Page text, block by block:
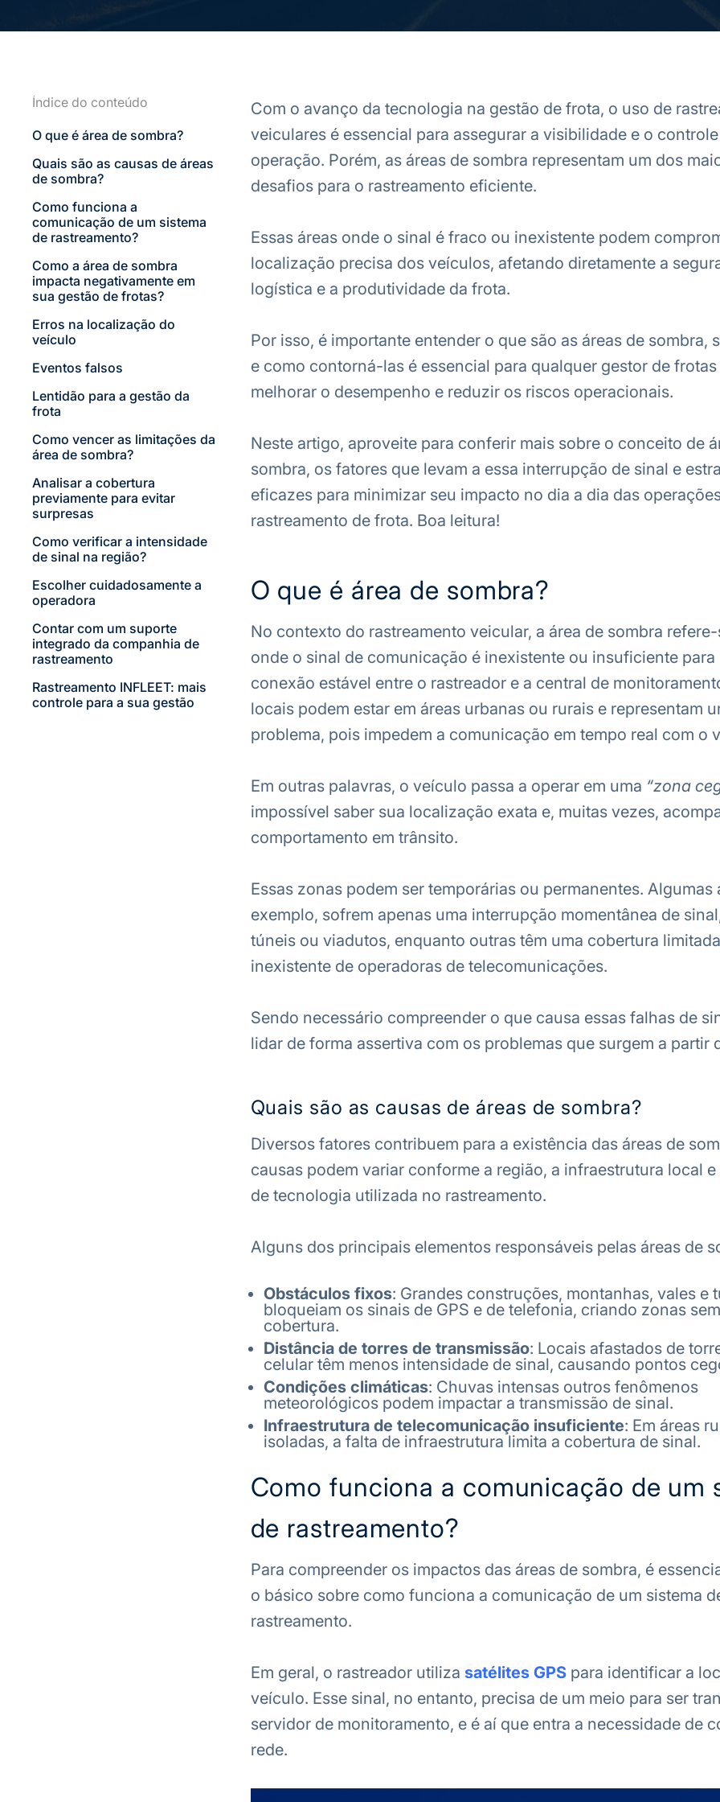
Índice do conteúdo
O que é área de sombra?
Quais são as causas de áreas
de sombra?
Como funciona a
comunicação de um sistema
de rastreamento?
Como a área de sombra
impacta negativamente em
sua gestão de frotas?
Erros na localização do
veículo
Eventos falsos
Lentidão para a gestão da
frota
Como vencer as limitações da
área de sombra?
Analisar a cobertura
previamente para evitar
surpresas
Como verificar a intensidade
de sinal na região?
Escolher cuidadosamente a
operadora
Contar com um suporte
integrado da companhia de
rastreamento
Rastreamento INFLEET: mais
controle para a sua gestão
Com o avanço da tecnologia na gestão de frota, o uso de
veiculares é essencial para assegurar a visibilidade e o
operação. Porém, as áreas de sombra representam um dos
desafios para o rastreamento eficiente.
Essas áreas onde o sinal é fraco ou inexistente podem
localização precisa dos veículos, afetando diretamente a
logística e a produtividade da frota.
Por isso, é importante entender o que são as áreas de sombra,
e como contorná-las é essencial para qualquer gestor de
melhorar o desempenho e reduzir os riscos operacionais.
Neste artigo, aproveite para conferir mais sobre o conceito de
sombra, os fatores que levam a essa interrupção de sinal e
eficazes para minimizar seu impacto no dia a dia das
rastreamento de frota. Boa leitura!
O que é área de sombra?
No contexto do rastreamento veicular, a área de sombra
onde o sinal de comunicação é inexistente ou insuficiente para
conexão estável entre o rastreador e a central de
locais podem estar em áreas urbanas ou rurais e representam
problema, pois impedem a comunicação em tempo real com o
Em outras palavras, o veículo passa a operar em uma “zona
impossível saber sua localização exata e, muitas vezes,
comportamento em trânsito.
Essas zonas podem ser temporárias ou permanentes. Algumas
exemplo, sofrem apenas uma interrupção momentânea de
túneis ou viadutos, enquanto outras têm uma cobertura
inexistente de operadoras de telecomunicações.
Sendo necessário compreender o que causa essas falhas de
lidar de forma assertiva com os problemas que surgem a partir
Quais são as causas de áreas de sombra?
Diversos fatores contribuem para a existência das áreas de
causas podem variar conforme a região, a infraestrutura local
de tecnologia utilizada no rastreamento.
Alguns dos principais elementos responsáveis pelas áreas de
Obstáculos fixos: Grandes construções, montanhas, vales e
bloqueiam os sinais de GPS e de telefonia, criando zonas sem
cobertura.
Distância de torres de transmissão: Locais afastados de
celular têm menos intensidade de sinal, causando pontos
Condições climáticas: Chuvas intensas outros fenômenos
meteorológicos podem impactar a transmissão de sinal.
Infraestrutura de telecomunicação insuficiente: Em áreas
isoladas, a falta de infraestrutura limita a cobertura de sinal.
Como funciona a comunicação de um
de rastreamento?
Para compreender os impactos das áreas de sombra, é
o básico sobre como funciona a comunicação de um sistema
rastreamento.
Em geral, o rastreador utiliza satélites GPSpara identificar a
veículo. Esse sinal, no entanto, precisa de um meio para ser
servidor de monitoramento, e é aí que entra a necessidade de
rede.